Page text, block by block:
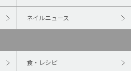
ネイルニュース
食・レシピ